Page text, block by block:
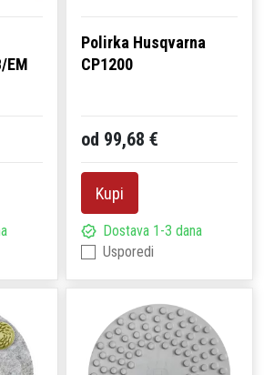
EM
Polirka Husqvarna
CP1200
od 99,68 €
Kupi
Dostava 1-3 dana
Usporedi